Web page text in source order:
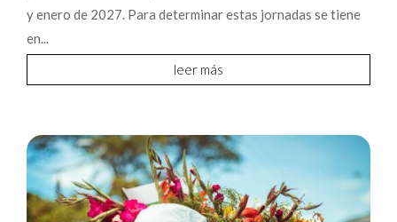
y enero de 2027. Para determinar estas jornadas se tiene
en...
leer más